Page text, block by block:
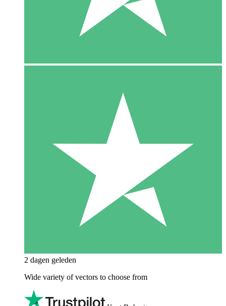
2 dagen geleden
Wide variety of vectors to choose from